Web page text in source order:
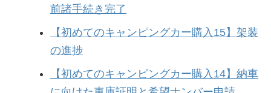
前諸手続き完了
【初めてのキャンピングカー購入15】架装
の進捗
【初めてのキャンピングカー購入14】納車